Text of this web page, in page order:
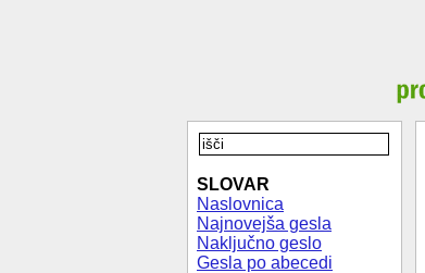
SLOVAR
Naslovnica
Najnovejša gesla
Naključno geslo
Gesla po abecedi